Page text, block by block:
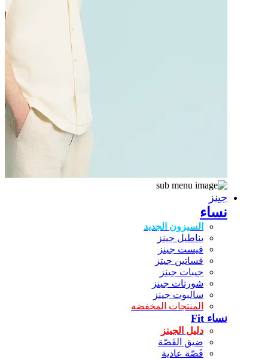
جينز
نساء
السيزون الجديد
بناطيل جينز
فيست جينز
فساتين جيتز
جيبات جينز
شورتات جينز
سالبوت جينز
المنتجات المخفضه
نساء Fit
دليل الجينز
ضيق القَصّة
قَصّة عادية